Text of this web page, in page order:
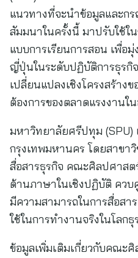
แนวทางที่จะนำข้อมูลและก
สัมมนาในครั้งนี้ มาปรับใช้ใ
แบบการเรียนการสอน เพื่อ
ญี่ปุ่นในระดับปฏิบัติการธุรกิ
เปลี่ยนแปลงเชิงโครงสร้าง
ต้องการของตลาดแรงงานใ
มหาวิทยาลัยศรีปทุม (SPU)
กรุงเทพมหานคร โดยสาขา
สื่อสารธุรกิจ คณะศิลปศาสต
ด้านภาษาในเชิงปฏิบัติ ควบ
มีความสามารถในการสื่อส
ใช้ในการทำงานจริงในโลก
ข้อมูลเพิ่มเติมเกี่ยวกับคณะ